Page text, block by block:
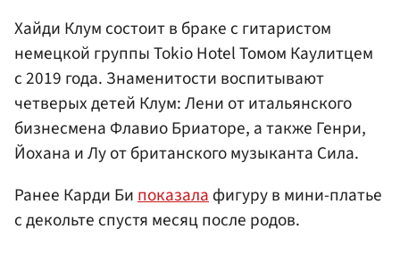
Хайди Клум состоит в браке с гитаристом
немецкой группы Tokio Hotel Томом Каулитцем
с 2019 года. Знаменитости воспитывают
четверых детей Клум: Лени от итальянского
бизнесмена Флавио Бриаторе, а также Генри,
Йохана и Лу от британского музыканта Сила.
Ранее Карди Бипоказалафигуру в мини-платье
с декольте спустя месяц после родов.